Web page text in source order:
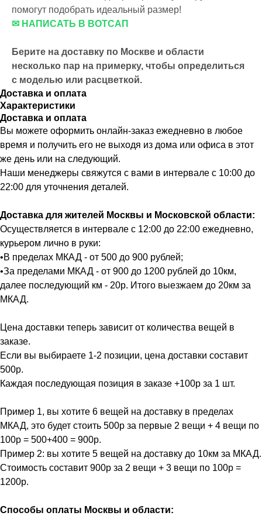
помогут подобрать идеальный размер!
✉ НАПИСАТЬ В ВОТСАП
Берите на доставку по Москве и области
несколько пар на примерку, чтобы определиться
с моделью или расцветкой.
Доставка и оплата
Характеристики
Доставка и оплата
Вы можете оформить онлайн-заказ ежедневно в любое
время и получить его не выходя из дома или офиса в этот
же день или на следующий.
Наши менеджеры свяжутся с вами в интервале с 10:00 до
22:00 для уточнения деталей.
Доставка для жителей Москвы и Московской области:
Осуществляется в интервале с 12:00 до 22:00 ежедневно,
курьером лично в руки:
•В пределах МКАД - от 500 до 900 рублей;
•За пределами МКАД - от 900 до 1200 рублей до 10км,
далее последующий км - 20р. Итого выезжаем до 20км за
МКАД.
Цена доставки теперь зависит от количества вещей в
заказе.
Если вы выбираете 1-2 позиции, цена доставки составит
500р.
Каждая последующая позиция в заказе +100р за 1 шт.
Пример 1, вы хотите 6 вещей на доставку в пределах
МКАД, это будет стоить 500р за первые 2 вещи + 4 вещи по
100р = 500+400 = 900р.
Пример 2: вы хотите 5 вещей на доставку до 10км за МКАД.
Стоимость составит 900р за 2 вещи + 3 вещи по 100р =
1200р.
Способы оплаты Москвы и области: